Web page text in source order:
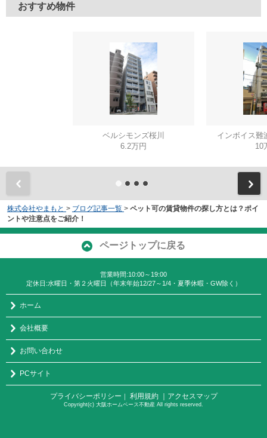
おすすめ物件
ベルシモンズ桜川
6.2万円
インボイス難
10
株式会社やまもと > ブログ記事一覧 > ペット可の賃貸物件の探し方とは？ポイ
ントや注意点をご紹介！
ページトップに戻る
営業時間:10:00～19:00
定休日:水曜日・第２火曜日（年末年始12/27～1/4・夏季休暇・GW除く）
ホーム
会社概要
お問い合わせ
PCサイト
プライバシーポリシー ｜ 利用規約 ｜アクセスマップ
Copyright(c) 大阪ホームベース不動産 All rights reserved.